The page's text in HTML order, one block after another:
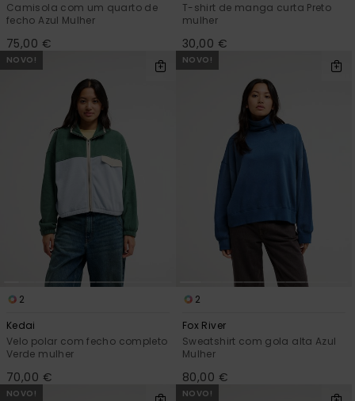
Camisola com um quarto de
fecho Azul Mulher
75,00 €
T-shirt de manga curta Preto
mulher
30,00 €
NOVO!
2
Kedai
Velo polar com fecho completo
Verde mulher
70,00 €
NOVO!
2
Fox River
Sweatshirt com gola alta Azul
Mulher
80,00 €
NOVO! NOVO!